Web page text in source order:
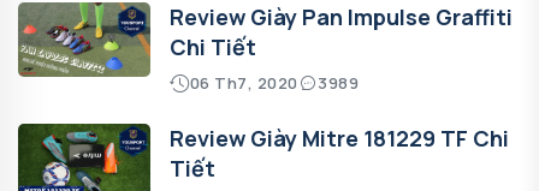
Review Giày Pan Impulse Graffiti
Chi Tiết
06 Th7, 2020 3989
Review Giày Mitre 181229 TF Chi
Tiết